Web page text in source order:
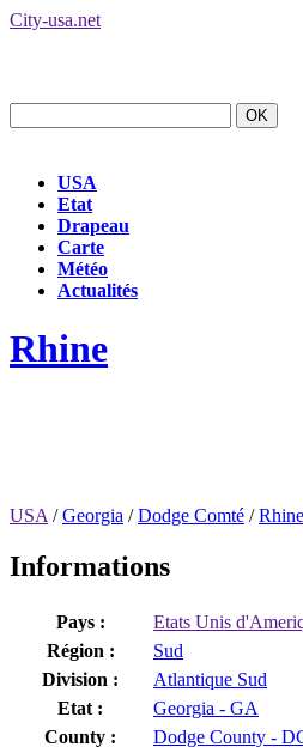
City-usa.net
USA
Etat
Drapeau
Carte
Météo
Actualités
Rhine
USA /Georgia /Dodge Comté /Rhine
Informations
Pays :
Etats Unis
Région :
Sud
Division :
Atlantique Sud
Etat :
Georgia - GA
County :
Dodge County -